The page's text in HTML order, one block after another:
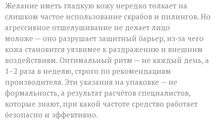
Желание иметь гладкую кожу нередко толкает на
слишком частое использование скрабов и пилингов. Но
агрессивное отшелушивание не делает лицо
моложе — оно разрушает защитный барьер, из‑за чего
кожа становится уязвимее к раздражению и внешним
воздействиям. Оптимальный ритм — не каждый день, а
1–2 раза в неделю, строго по рекомендациям
производителя. Эти указания на упаковке — не
формальность, а результат расчётов специалистов,
которые знают, при какой частоте средство работает
безопасно и эффективно.